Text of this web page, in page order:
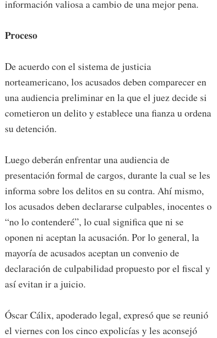
información valiosa a cambio de una mejor pena.
Proceso
De acuerdo con el sistema de justicia
norteamericano, los acusados deben comparecer en
una audiencia preliminar en la que el juez decide si
cometieron un delito y establece una fianza u ordena
su detención.
Luego deberán enfrentar una audiencia de
presentación formal de cargos, durante la cual se les
informa sobre los delitos en su contra. Ahí mismo,
los acusados deben declararse culpables, inocentes o
“no lo contenderé”, lo cual significa que ni se
oponen ni aceptan la acusación. Por lo general, la
mayoría de acusados aceptan un convenio de
declaración de culpabilidad propuesto por el fiscal y
así evitan ir a juicio.
Óscar Cálix, apoderado legal, expresó que se reunió
el viernes con los cinco expolicías y les aconsejó